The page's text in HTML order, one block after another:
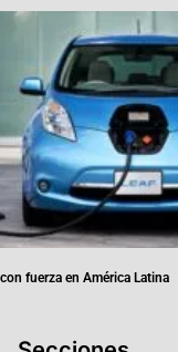
fuerza en América Latina